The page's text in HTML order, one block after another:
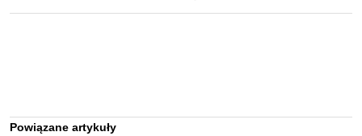
Powiązane artykuły